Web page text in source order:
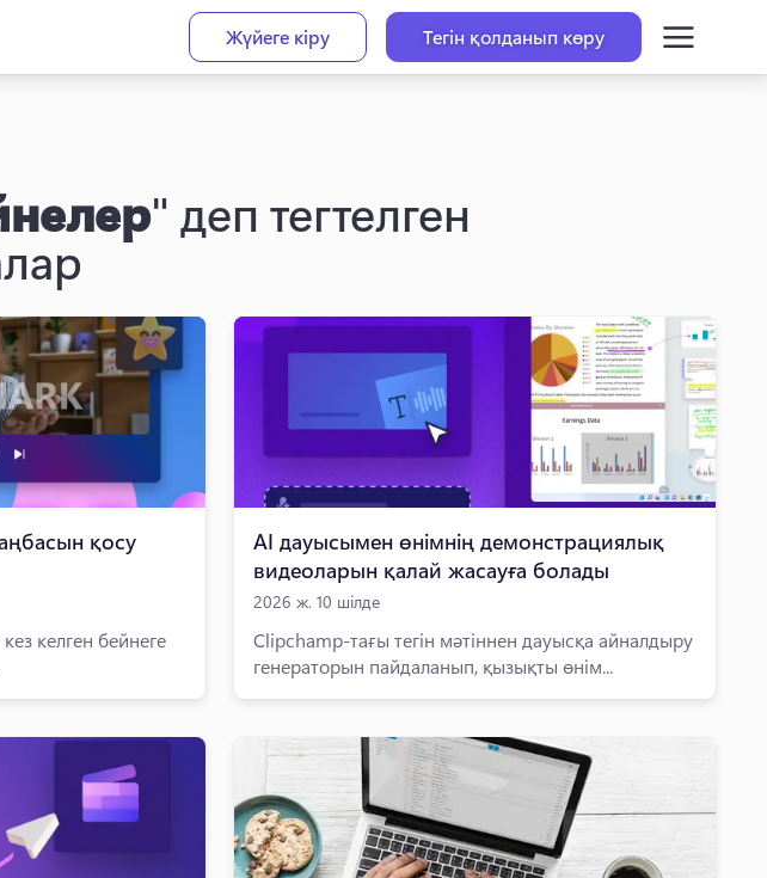
Жүйеге кіру
Тегін қолданып көру
" деп тегтелген
қосу
келген бейнеге
AI дауысымен өнімнің демонстрациялық
видеоларын қалай жасауға болады
2026 ж. 10 шілде
Clipchamp-тағы тегін мәтіннен дауысқа айналдыру
генераторын пайдаланып, қызықты өнім...